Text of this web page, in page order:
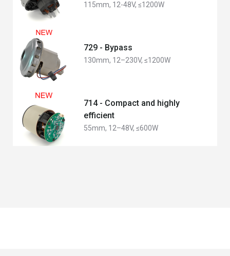
115mm, 12-48V, ≤1200W
729 - Bypass
130mm, 12–230V, ≤1200W
714 - Compact and highly
efficient
55mm, 12–48V, ≤600W